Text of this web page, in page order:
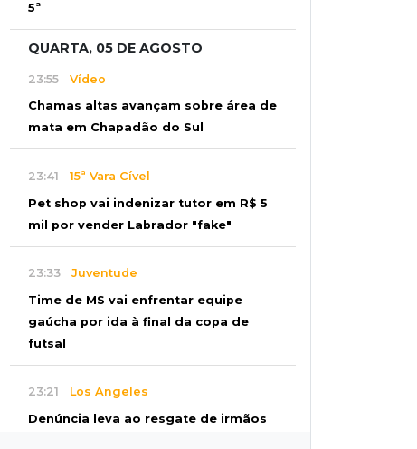
5ª
QUARTA, 05 DE AGOSTO
23:55 Vídeo
Chamas altas avançam sobre área de
mata em Chapadão do Sul
23:41 15ª Vara Cível
Pet shop vai indenizar tutor em R$ 5
mil por vender Labrador "fake"
23:33 Juventude
Time de MS vai enfrentar equipe
gaúcha por ida à final da copa de
futsal
23:21 Los Angeles
Denúncia leva ao resgate de irmãos